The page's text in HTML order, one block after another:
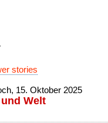
stories
15. Oktober 2025
Welt